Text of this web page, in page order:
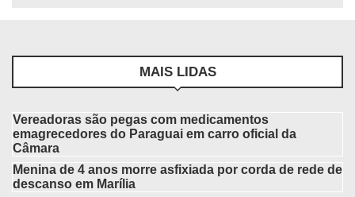
MAIS LIDAS
Vereadoras são pegas com medicamentos
emagrecedores do Paraguai em carro oficial da
Câmara
Menina de 4 anos morre asfixiada por corda de rede de
descanso em Marília